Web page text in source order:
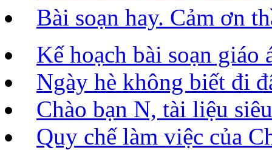
Bài soạn hay. Cảm
Kế hoạch bài soạn
Ngày hè không biết đi
Chào bạn N, tài liệu
Quy chế làm việc của